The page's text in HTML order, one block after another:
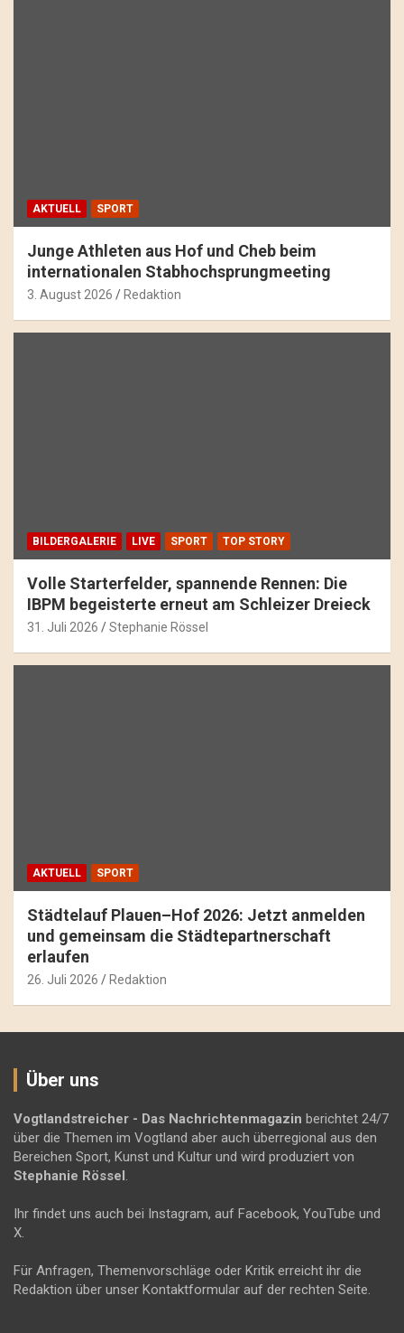
AKTUELL SPORT
Junge Athleten aus Hof und Cheb beim
internationalen Stabhochsprungmeeting
3. August 2026 Redaktion
BILDERGALERIE LIVE SPORT TOP STORY
Volle Starterfelder, spannende Rennen: Die
IBPM begeisterte erneut am Schleizer Dreieck
31. Juli 2026 Stephanie Rössel
AKTUELL SPORT
Städtelauf Plauen–Hof 2026: Jetzt anmelden
und gemeinsam die Städtepartnerschaft
erlaufen
26. Juli 2026 Redaktion
Über uns
Vogtlandstreicher - Das Nachrichtenmagazin berichtet 24/7
über die Themen im Vogtland aber auch überregional aus den
Bereichen Sport, Kunst und Kultur und wird produziert von
Stephanie Rössel .
Ihr findet uns auch bei Instagram, auf Facebook, YouTube und
X.
Für Anfragen, Themenvorschläge oder Kritik erreicht ihr die
Redaktion über unser Kontaktformular auf der rechten Seite.